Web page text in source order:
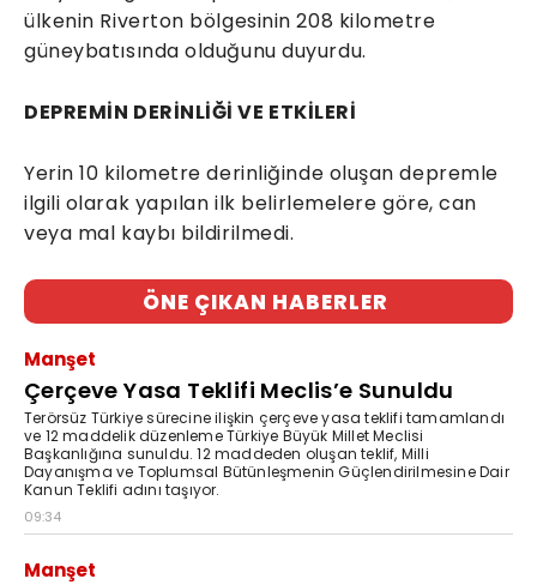
ülkenin Riverton bölgesinin 208 kilometre
güneybatısında olduğunu duyurdu.
DEPREMİN DERİNLİĞİ VE ETKİLERİ
Yerin 10 kilometre derinliğinde oluşan depremle
ilgili olarak yapılan ilk belirlemelere göre, can
veya mal kaybı bildirilmedi.
ÖNE ÇIKAN HABERLER
Manşet
Çerçeve Yasa Teklifi Meclis’e Sunuldu
Terörsüz Türkiye sürecine ilişkin çerçeve yasa teklifi tamamlandı
ve 12 maddelik düzenleme Türkiye Büyük Millet Meclisi
Başkanlığına sunuldu. 12 maddeden oluşan teklif, Milli
Dayanışma ve Toplumsal Bütünleşmenin Güçlendirilmesine Dair
Kanun Teklifi adını taşıyor.
09:34
Manşet